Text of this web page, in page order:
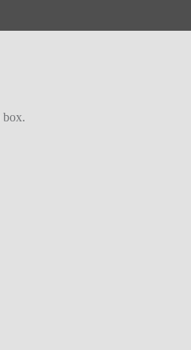
box.